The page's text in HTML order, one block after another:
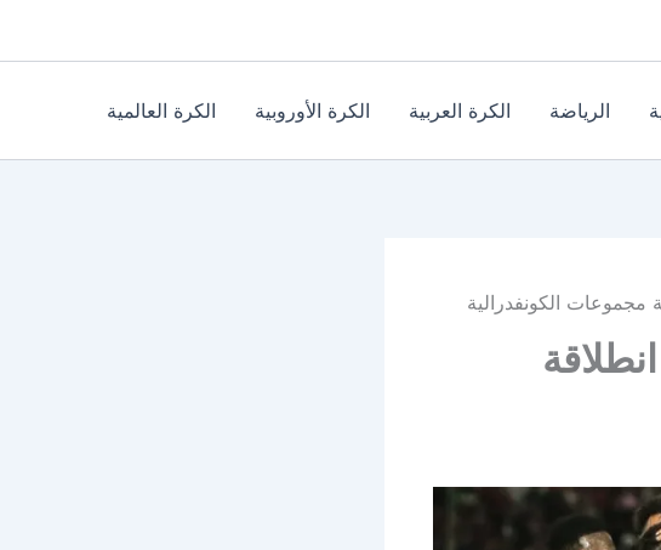
الرياضة الكرة العربية الكرة الأوروبية الكرة العالمية
مجموعات الكونفدرالية